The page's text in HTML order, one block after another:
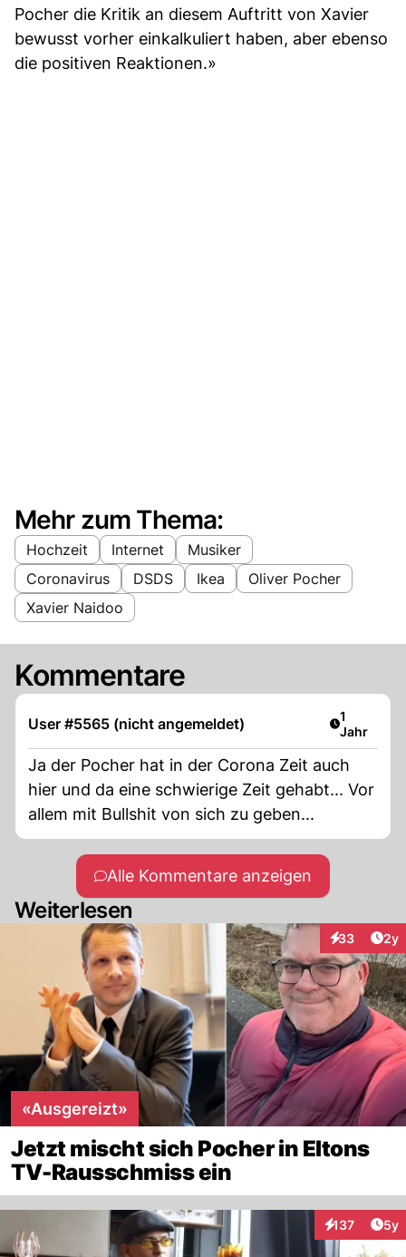
Pocher die Kritik an diesem Auftritt von Xavier
bewusst vorher einkalkuliert haben, aber ebenso
die positiven Reaktionen.»
Mehr zum Thema:
Hochzeit Internet
Musiker
Coronavirus
DSDS Ikea
Oliver Pocher
Xavier Naidoo
Kommentare
User #5565 (nicht angemeldet) Artikel
1
Jahr
Ja der Pocher hat in der Corona Zeit auch
hier und da eine schwierige Zeit gehabt... Vor
allem mit Bullshit von sich zu geben...
Alle Kommentare anzeigen
Weiterlesen
33
Interaktionen
2y
«Ausgereizt»
Jetzt mischt sich Pocher in Eltons
TV-Rausschmiss ein
137
Interaktionen
5y